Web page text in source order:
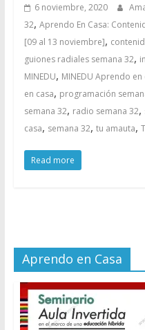
6 noviembre, 2020
32, Aprendo En Casa:
[09 al 13 noviembre],
guiones radiales semana 32,
MINEDU, MINEDU Aprendo en
en casa, programación
semana 32, radio semana 32,
casa, semana 32, tu amauta,
Read more
Aprendo en Casa